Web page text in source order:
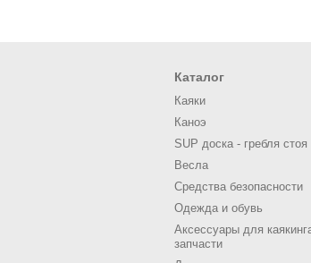
Каталог
Каяки
Каноэ
SUP доска - гребля стоя
Весла
Средства безопасности
Одежда и обувь
Аксессуары для
запчасти